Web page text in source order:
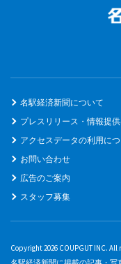
名駅経済新聞について
プレスリリース・情報提
アクセスデータの利用に
お問い合わせ
広告のご案内
スタッフ募集
Copyright 2026 COUPGUT INC.